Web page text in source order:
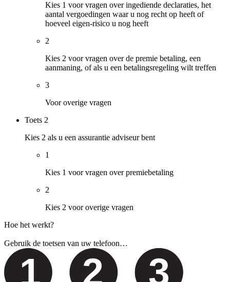
Kies 1 voor vragen over ingediende declaraties, het
aantal vergoedingen waar u nog recht op heeft of
hoeveel eigen-risico u nog heeft
2
Kies 2 voor vragen over de premie betaling, een
aanmaning, of als u een betalingsregeling wilt treffen
3
Voor overige vragen
Toets 2
Kies 2 als u een assurantie adviseur bent
1
Kies 1 voor vragen over premiebetaling
2
Kies 2 voor overige vragen
Hoe het werkt?
Gebruik de toetsen van uw telefoon…
1 2 3